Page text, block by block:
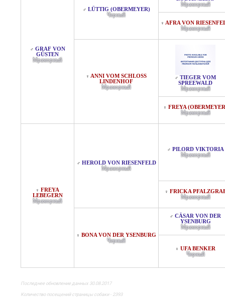
♂ GRAF VON
GÜSTEN
Мраморный
♂ LÜTTIG (OBERMEYER)
Черный
Мраморный
♀ AFRA VON
Мраморный
♀ ANNI VOM SCHLOSS L
INDENHOF
Мраморный
♂ TIEGER VOM
SPREEWALD
Мраморный
♀ FREYA
Мраморный
♀ FREYA
LEBEGERN
Мраморный
♂ HEROLD VON RIESENFELD
Мраморный
♂ PILORD VIKTORIA
Мраморный
♀ FRICKA
Мраморный
♀ BONA VON DER YSENBURG
Черный
♂ CÄSAR VON DER
YSENBURG
Мраморный
♀ UFA BENKER
Черный
Последнее обновление данных 30.08.2017
Количество посещений страницы собаки - 2393